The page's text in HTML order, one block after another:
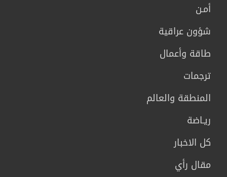
أمـن
شؤون عراقية
طاقة وأعمال
ترجمات
المنطقة والعالم
ريـاضة
كل الاخبار
مقال رأي